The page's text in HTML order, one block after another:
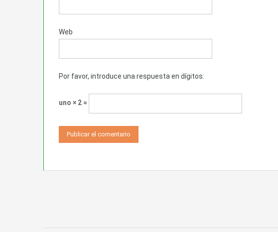
Web
Por favor, introduce una respuesta en dígitos:
uno × 2 =